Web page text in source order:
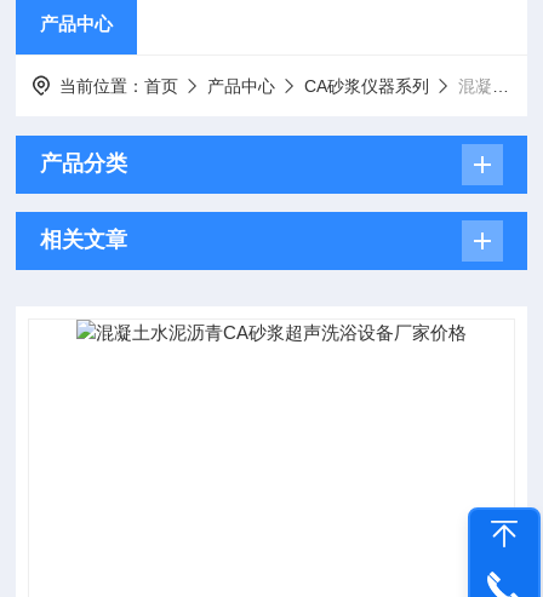
产品中心
当前位置：首页 产品中心 CA砂浆仪器系列 混凝土CA砂浆超声洗浴设备
产品分类
相关文章